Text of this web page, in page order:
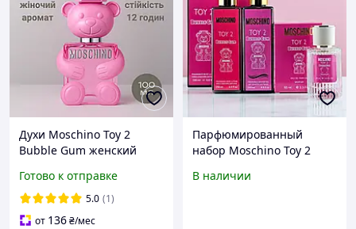
Духи Moschino Toy 2
Bubble Gum женский
жевательной резинки
Москино Той 2 Бабл Гам
100 мл
Готово к отправке
5.0 (1)
от 136₴/мес
Парфюмированный
набор Moschino Toy 2
В наличии